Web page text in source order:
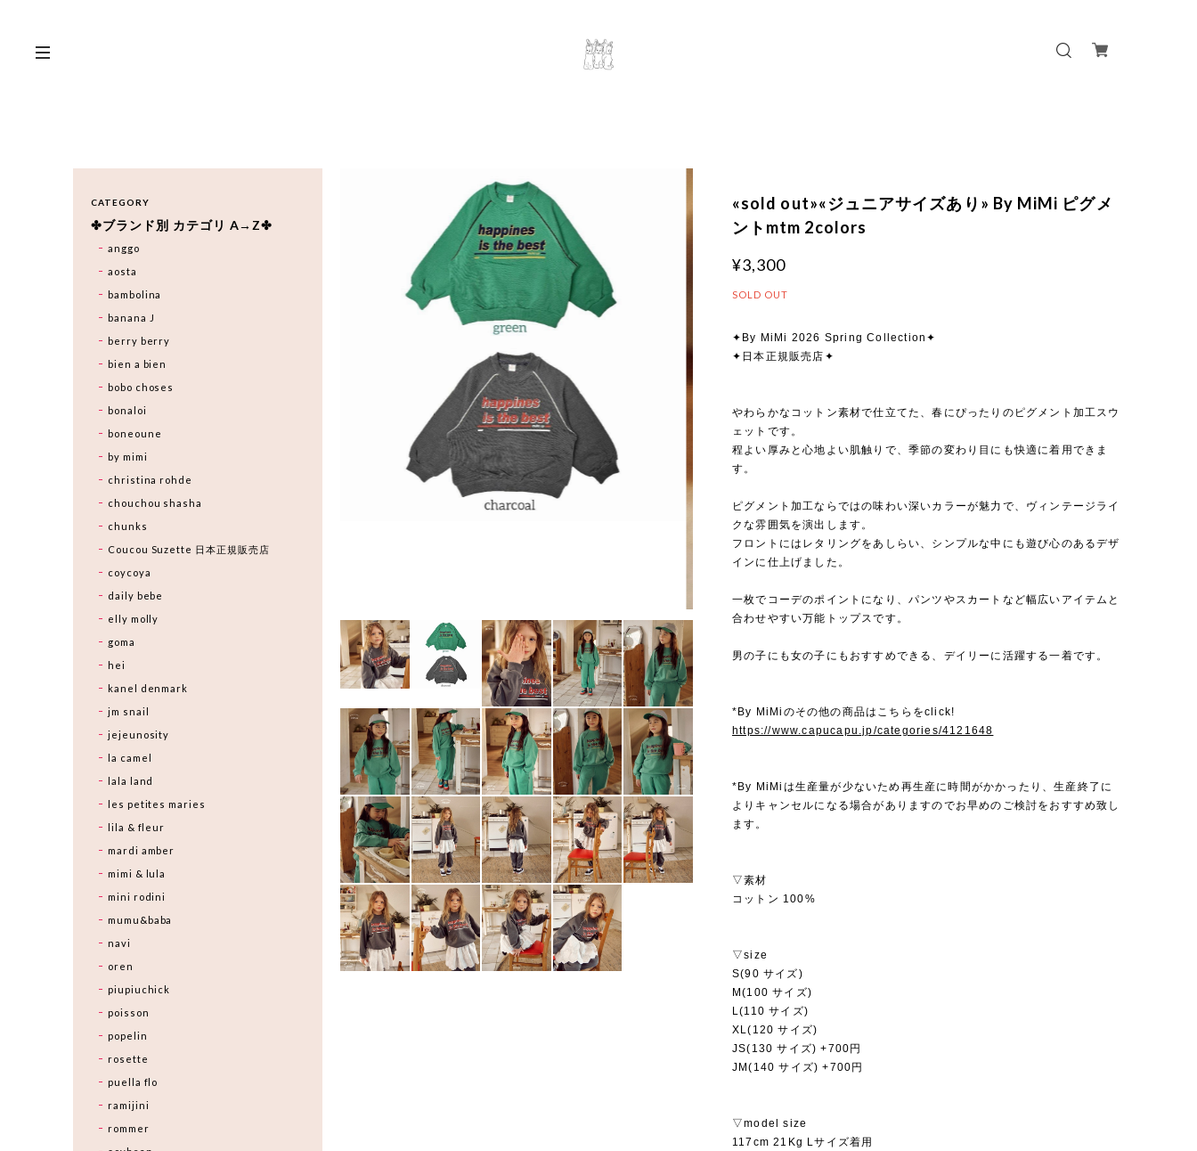
«sold out»«ジュニアサイズあり» By MiMi ピグメ
ントmtm 2colors
¥3,300
SOLD OUT
✦By MiMi 2026 Spring Collection✦
✦日本正規販売店✦
やわらかなコットン素材で仕立てた、春にぴったりのピグメント加工スウ
ェットです。
程よい厚みと心地よい肌触りで、季節の変わり目にも快適に着用できま
す。
ピグメント加工ならではの味わい深いカラーが魅力で、ヴィンテージライ
クな雰囲気を演出します。
フロントにはレタリングをあしらい、シンプルな中にも遊び心のあるデザ
インに仕上げました。
一枚でコーデのポイントになり、パンツやスカートなど幅広いアイテムと
合わせやすい万能トップスです。
男の子にも女の子にもおすすめできる、デイリーに活躍する一着です。
*By MiMiのその他の商品はこちらをclick!
https://www.capucapu.jp/categories/4121648
*By MiMiは生産量が少ないため再生産に時間がかかったり、生産終了に
よりキャンセルになる場合がありますのでお早めのご検討をおすすめ致し
ます。
▽素材
コットン 100%
▽size
S(90 サイズ)
M(100 サイズ)
L(110 サイズ)
XL(120 サイズ)
JS(130 サイズ) +700円
JM(140 サイズ) +700円
▽model size
117cm 21Kg Lサイズ着用
CATEGORY
✤ブランド別 カテゴリ A→Z✤
anggo
aosta
bambolina
banana J
berry berry
bien a bien
bobo choses
bonaloi
boneoune
by mimi
christina rohde
chouchou shasha
chunks
Coucou Suzette 日本正規販売店
coycoya
daily bebe
elly molly
goma
hei
kanel denmark
jm snail
jejeunosity
la camel
lala land
les petites maries
lila & fleur
mardi amber
mimi & lula
mini rodini
mumu&baba
navi
oren
piupiuchick
poisson
popelin
rosette
puella flo
ramijini
rommer